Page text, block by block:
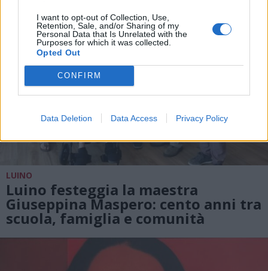
I want to opt-out of Collection, Use,
Retention, Sale, and/or Sharing of my
Personal Data that Is Unrelated with the
Purposes for which it was collected.
Opted Out
CONFIRM
Data Deletion Data Access Privacy Policy
LUINO
Luino festeggia la maestra
Giuseppina Maspero: cento anni tra
scuola, famiglia e comunità